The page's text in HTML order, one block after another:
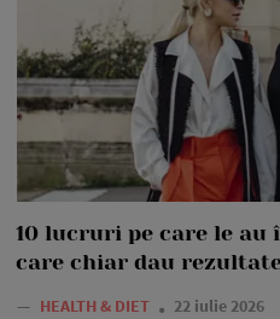
10 lucruri pe care le au
care chiar dau
— HEALTH & DIET 22 iulie 2026